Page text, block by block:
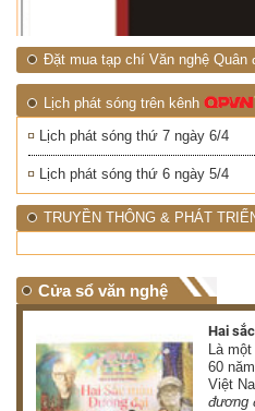
Đặt mua tạp chí Văn nghệ Quân
Lịch phát sóng trên kênh
Lịch phát sóng thứ 7 ngày 6/4
Lịch phát sóng thứ 6 ngày 5/4
TRUYỀN THÔNG & PHÁT
Cửa sổ văn nghệ
Hai
Là
60
Việt
đương